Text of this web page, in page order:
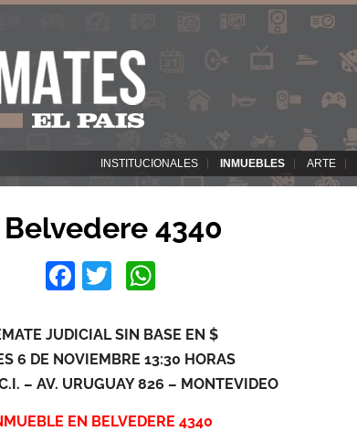
INSTITUCIONALES INMUEBLES ARTE
4340
Facebook
Twitter
JUDICIAL SIN BASE EN $
6 DE NOVIEMBRE 13:30 HORAS
– AV. URUGUAY 826 – MONTEVIDEO
EN BELVEDERE 4340